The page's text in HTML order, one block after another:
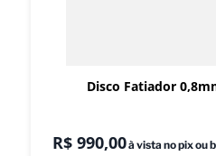
Disco Fatiador
R$ 990,00à vista no pix ou